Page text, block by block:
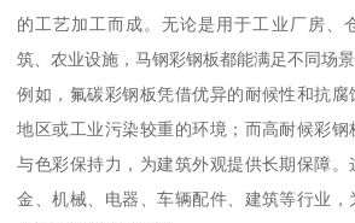
的工艺加工而成。无论是用于工业厂房、
筑、农业设施，马钢彩钢板都能满足不同场景
例如，氟碳彩钢板凭借优异的耐候性和抗
地区或工业污染较重的环境；而高耐候彩
与色彩保持力，为建筑外观提供长期保障
金、机械、电器、车辆配件、建筑等行业